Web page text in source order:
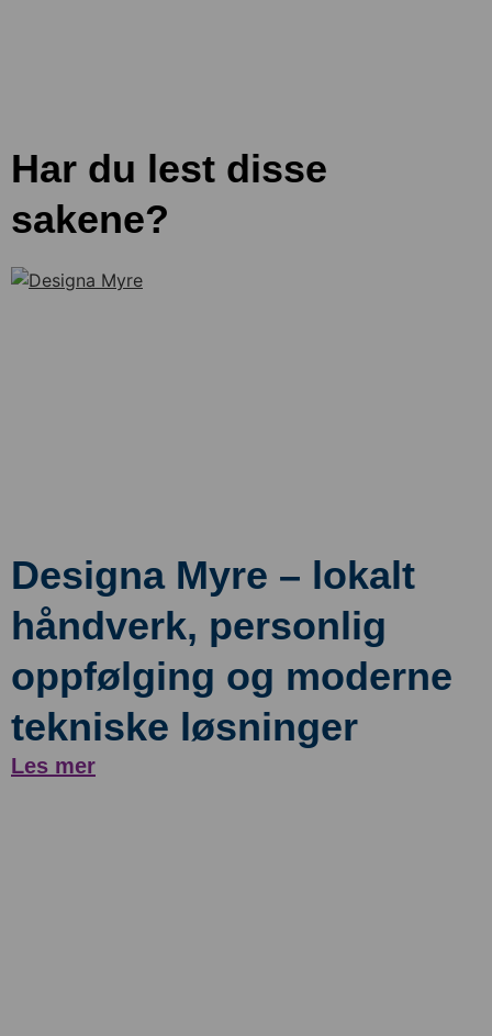
Har du lest disse
sakene?
Designa Myre – lokalt
håndverk, personlig
oppfølging og moderne
tekniske løsninger
Les mer